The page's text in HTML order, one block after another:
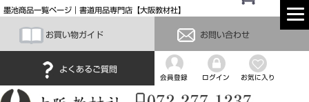
墨池商品一覧ページ｜書道用品専門店【大阪教材社】
お買い物ガイド お問い合わせ
よくあるご質問
会員登録 ログイン お気に入り